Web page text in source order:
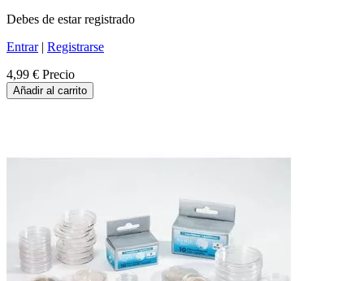
Debes de estar registrado
Entrar| Registrarse
4,99 € Precio
Añadir al carrito